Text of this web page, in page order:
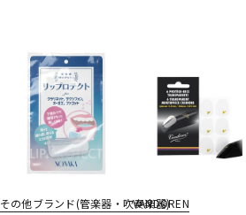
その他ブランド(管楽器・吹奏楽器)
VANDOREN